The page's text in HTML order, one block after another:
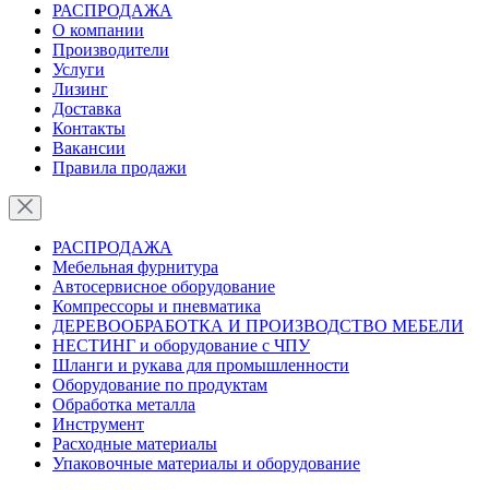
РАСПРОДАЖА
О компании
Производители
Услуги
Лизинг
Доставка
Контакты
Вакансии
Правила продажи
РАСПРОДАЖА
Мебельная фурнитура
Автосервисное оборудование
Компрессоры и пневматика
ДЕРЕВООБРАБОТКА И ПРОИЗВОДСТВО МЕБЕЛИ
НЕСТИНГ и оборудование с ЧПУ
Шланги и рукава для промышленности
Оборудование по продуктам
Обработка металла
Инструмент
Расходные материалы
Упаковочные материалы и оборудование